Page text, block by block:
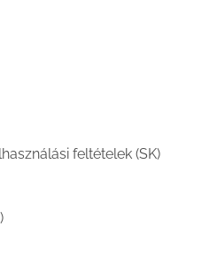
feltételek (SK)